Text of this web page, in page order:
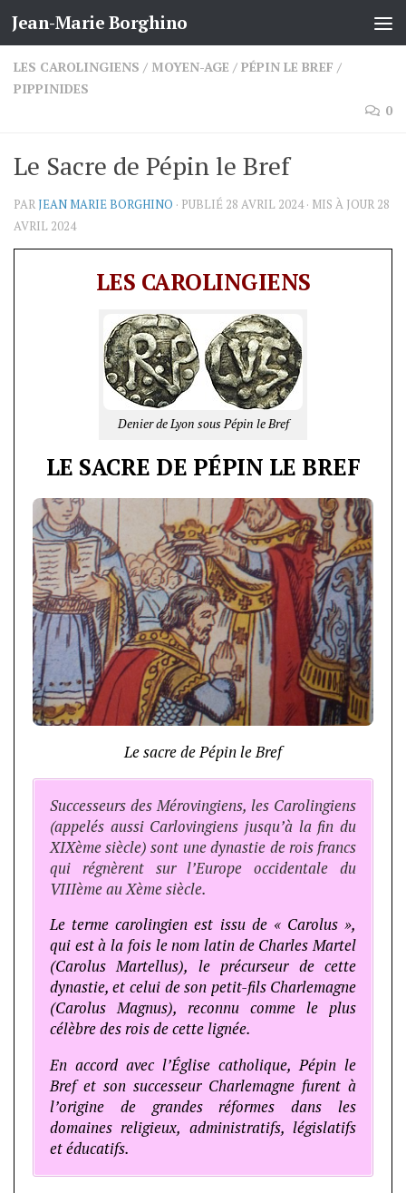
Skip to content
Jean-Marie Borghino
LES CAROLINGIENS / MOYEN-AGE / PÉPIN LE BREF /
PIPPINIDES
0
Le Sacre de Pépin le Bref
PARJEAN MARIE BORGHINO · PUBLIÉ 28 AVRIL 2024· MIS À JOUR 28
AVRIL 2024
LES CAROLINGIENS
Denier de Lyon sous Pépin le Bref
LE SACRE DE PÉPIN LE BREF
Le sacre de Pépin le Bref
Successeurs des Mérovingiens, les Carolingiens
(appelés aussi Carlovingiens jusqu’à la fin du
XIXème siècle) sont une dynastie de rois francs
qui régnèrent sur l’Europe occidentale du
VIIIème au Xème siècle.
Le terme carolingien est issu de « Carolus »,
qui est à la fois le nom latin de Charles Martel
(Carolus Martellus), le précurseur de cette
dynastie, et celui de son petit-fils Charlemagne
(Carolus Magnus), reconnu comme le plus
célèbre des rois de cette lignée.
En accord avec l’Église catholique, Pépin le
Bref et son successeur Charlemagne furent à
l’origine de grandes réformes dans les
domaines religieux, administratifs, législatifs
et éducatifs.